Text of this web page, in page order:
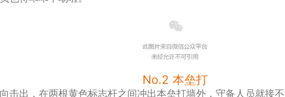
No.2 本垒打
击出，在两根黄色标志杆之间冲出本垒打墙外，守备人员就接